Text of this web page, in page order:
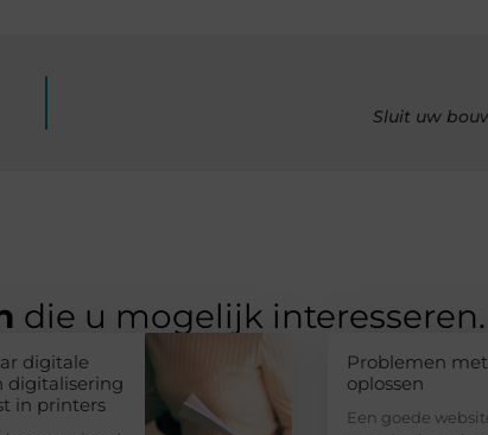
Sluit uw
die u mogelijk interesseren.
digitale
digitalisering
in printers
Problemen
oplossen
Een goede